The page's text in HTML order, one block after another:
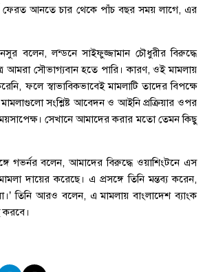
ফেরত আনতে চার থেকে পাঁচ বছর সময় লাগে, এর
বলেন, লন্ডনে সাইফুজ্জামান চৌধুরীর বিরুদ্ধে
আমরা সৌভাগ্যবান হতে পারি। কারণ, ওই মামলায়
ফলে স্বাভাবিকভাবেই মামলাটি তাদের বিপক্ষে
সংশ্লিষ্ট আবেদন ও আইনি প্রক্রিয়ার ওপর
সেখানে আমাদের করার মতো তেমন কিছু
গভর্নর বলেন, আমাদের বিরুদ্ধে ওয়াশিংটনে এস
দায়ের করেছে। এ প্রসঙ্গে তিনি মন্তব্য করেন,
তিনি আরও বলেন, এ মামলায় বাংলাদেশ ব্যাংক